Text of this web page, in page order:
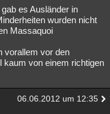
es Ausländer in
wurden nicht
Massaquoi
vorallem vor den
kaum von einem richtigen
06.06.2012 um 12:35